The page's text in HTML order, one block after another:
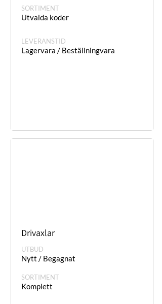
SORTIMENT
Utvalda koder
LEVERANSTID
Lagervara / Beställningvara
Drivaxlar
UTBUD
Nytt / Begagnat
SORTIMENT
Komplett